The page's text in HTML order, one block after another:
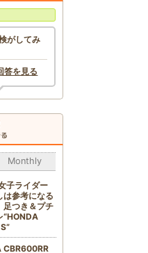
がしてみ
答を見る
Monthly
子ライダー
は参考になる
足つき＆プチ
“HONDA
CBR600RR